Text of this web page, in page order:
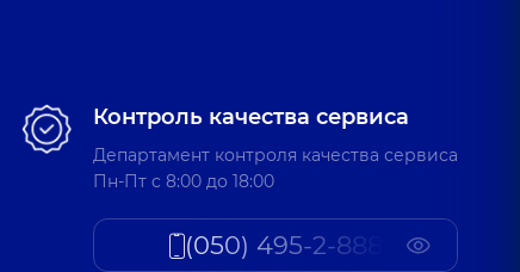
Контроль качества сервиса
Департамент контроля качества сервиса
Пн-Пт c 8:00 до 18:00
(050) 495-2-888